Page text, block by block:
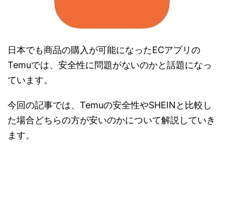
日本でも商品の購入が可能になったECアプリの
Temuでは、安全性に問題がないのかと話題になっ
ています。
今回の記事では、Temuの安全性やSHEINと比較し
た場合どちらの方が安いのかについて解説していき
ます。